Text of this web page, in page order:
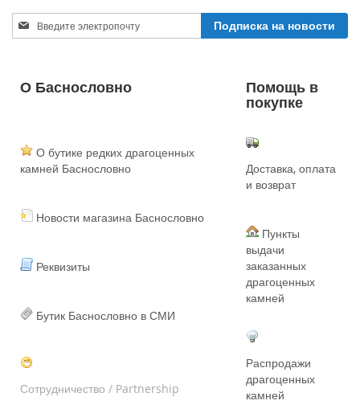
Sign
Up
Newsletter:
Подписка на новости
О Баснословно Помощь в
покупке
О бутике редких драгоценных
камней Баснословно
Новости магазина Баснословно
Реквизиты
Бутик Баснословно в СМИ
Сотрудничество / Partnership
Доставка, оплата
и возврат
Пункты
выдачи
заказанных
драгоценных
камней
Распродажи
драгоценных
камней